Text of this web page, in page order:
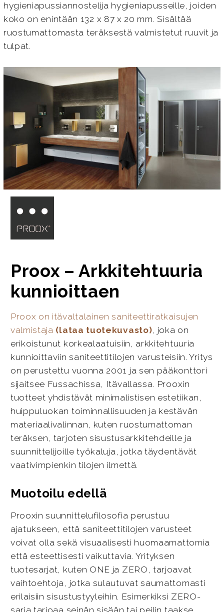
hygieniapussiannostelija hygieniapusseille, joiden
koko on enintään 132 x 87 x 20 mm. Sisältää
ruostumattomasta teräksestä valmistetut ruuvit ja
tulpat.
Proox – Arkkitehtuuria
kunnioittaen
Proox on itävaltalainen saniteettiratkaisujen
valmistaja (lataa tuotekuvasto), joka on
erikoistunut korkealaatuisiin, arkkitehtuuria
kunnioittaviin saniteettitilojen varusteisiin. Yritys
on perustettu vuonna 2001 ja sen pääkonttori
sijaitsee Fussachissa, Itävallassa. Prooxin
tuotteet yhdistävät minimalistisen estetiikan,
huippuluokan toiminnallisuuden ja kestävän
materiaalivalinnan, kuten ruostumattoman
teräksen, tarjoten sisustusarkkitehdeille ja
suunnittelijoille työkaluja, jotka täydentävät
vaativimpienkin tilojen ilmettä.
Muotoilu edellä
Prooxin suunnittelufilosofia perustuu
ajatukseen, että saniteettitilojen varusteet
voivat olla sekä visuaalisesti huomaamattomia
että esteettisesti vaikuttavia. Yrityksen
tuotesarjat, kuten ONE ja ZERO, tarjoavat
vaihtoehtoja, jotka sulautuvat saumattomasti
erilaisiin sisustustyyleihin. Esimerkiksi ZERO-